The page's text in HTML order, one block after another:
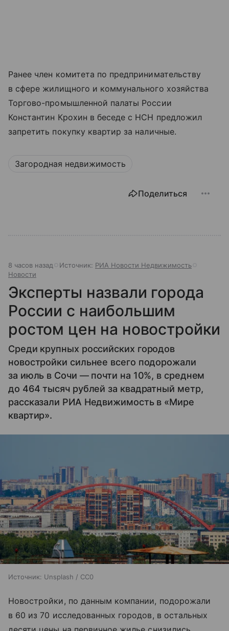
Ранее член комитета по предпринимательству
в сфере жилищного и коммунального хозяйства
Торгово-промышленной палаты России
Константин Крохин в беседе с НСН предложил
запретить покупку квартир за наличные.
Загородная недвижимость
Поделиться
8 часов назад Источник: РИА Новости Недвижимость
Новости
Эксперты назвали города
России с наибольшим
ростом цен на новостройки
Среди крупных российских городов
новостройки сильнее всего подорожали
за июль в Сочи — почти на 10%, в среднем
до 464 тысяч рублей за квадратный метр,
рассказали РИА Недвижимость в «Мире
квартир».
Источник: Unsplash / CC0
Новостройки, по данным компании, подорожали
в 60 из 70 исследованных городов, в остальных